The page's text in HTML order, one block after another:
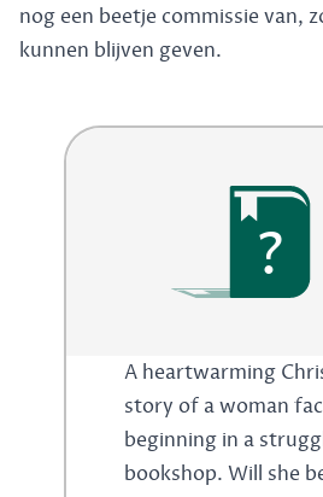
nog een beetje commissie van,
kunnen blijven geven.
?
A heartwarming
story of a woman
beginning in a
bookshop. Will she